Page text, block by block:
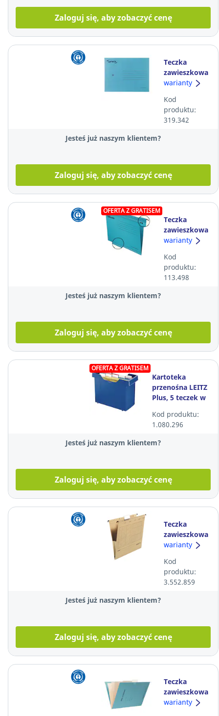
Zaloguj się, aby zobaczyć cenę
Teczka
zawieszkowa
LYRECO
niebieska, 25
sztuk
warianty
Kod
produktu:
319.342
Jesteś już naszym klientem?
Zaloguj się, aby zobaczyć cenę
OFERTA Z GRATISEM
Teczka
zawieszkowa
ESSELTE
A4, niebieska,
25 sztuk
warianty
Kod
produktu:
113.498
Jesteś już naszym klientem?
Zaloguj się, aby zobaczyć cenę
OFERTA Z GRATISEM
Kartoteka
przenośna LEITZ
Plus, 5 teczek w
teczek, niebieska
Kod produktu:
1.080.296
Jesteś już naszym klientem?
Zaloguj się, aby zobaczyć cenę
Teczka
zawieszkowa
FALKEN, A4, z
bokiem,
brązowa, 25
sztuk
warianty
Kod
produktu:
3.552.859
Jesteś już naszym klientem?
Zaloguj się, aby zobaczyć cenę
Teczka
zawieszkowa
SPIRAL, A4,
warianty